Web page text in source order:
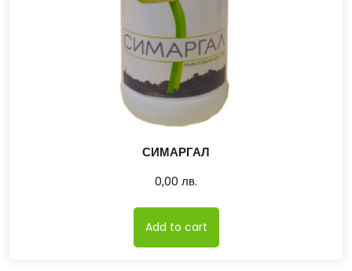
СИМАРГАЛ
0,00 лв.
Add to cart